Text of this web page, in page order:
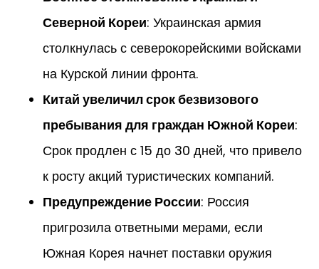
Северной Кореи: Украинская армия
столкнулась с северокорейскими войсками
на Курской линии фронта.
Китай увеличил срок безвизового
пребывания для граждан Южной Кореи:
Срок продлен с 15 до 30 дней, что привело
к росту акций туристических компаний.
Предупреждение России: Россия
пригрозила ответными мерами, если
Южная Корея начнет поставки оружия